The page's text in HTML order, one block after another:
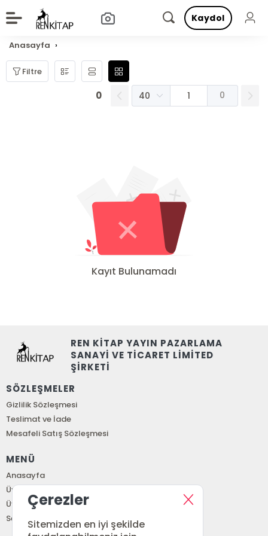
Kaydol
Anasayfa
Filtre
0 0
Kayıt Bulunamadı
REN KİTAP YAYIN PAZARLAMA
SANAYİ VE TİCARET LİMİTED
ŞİRKETİ
SÖZLEŞMELER
Gizlilik Sözleşmesi
Teslimat ve İade
Mesafeli Satış Sözleşmesi
MENÜ
Anasayfa
Üye Girişi
Üye Ol
Sepetim
Çerezler
Sitemizden en iyi şekilde